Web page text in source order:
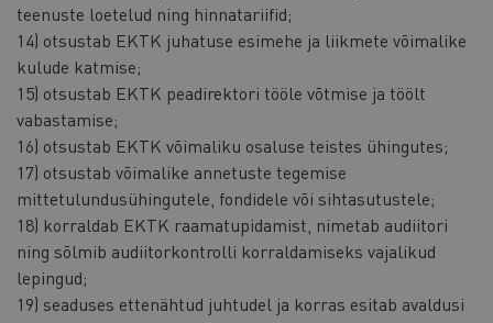
teenuste loetelud ning hinnatariifid;
14) otsustab EKTK juhatuse esimehe ja liikmete võimalike
kulude katmise;
15) otsustab EKTK peadirektori tööle võtmise ja töölt
vabastamise;
16) otsustab EKTK võimaliku osaluse teistes ühingutes;
17) otsustab võimalike annetuste tegemise
mittetulundusühingutele, fondidele või sihtasutustele;
18) korraldab EKTK raamatupidamist, nimetab audiitori
ning sõlmib audiitorkontrolli korraldamiseks vajalikud
lepingud;
19) seaduses ettenähtud juhtudel ja korras esitab avaldusi